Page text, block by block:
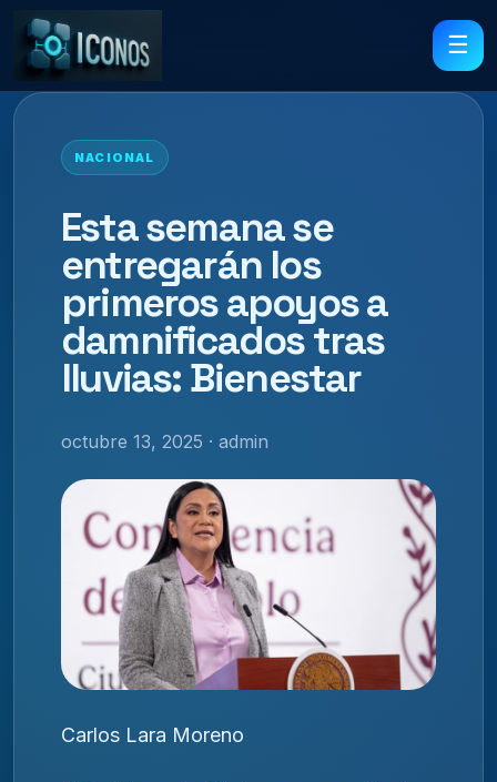
☰
NACIONAL
Esta semana se
entregarán los
primeros apoyos a
damnificados tras
lluvias: Bienestar
octubre 13, 2025 · admin
Carlos Lara Moreno